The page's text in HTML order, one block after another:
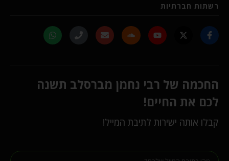
רשתות חברתיות
החכמה של רבי נחמן מברסלב תשנה
לכם את החיים!
קבלו אותה ישירות לתיבת המייל!